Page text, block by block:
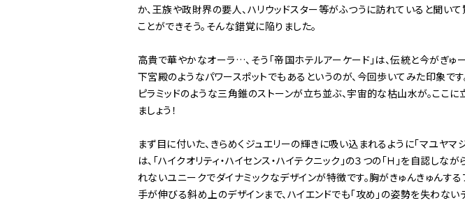
か、王族や政財界の要人、ハリウッドスター等がふつうに訪れていると聞い
ことができそう。そんな錯覚に陥りました。
高貴で華やかなオーラ…、そう「帝国ホテルアーケード」は、伝統と今がぎ
下宮殿のようなパワースポットでもあるというのが、今回歩いてみた印象で
ピラミッドのような三角錐のストーンが立ち並ぶ、宇宙的な枯山水が。ここ
ましょう！
まず目に付いた、きらめくジュエリーの輝きに吸い込まれるように「マユヤ
は、「ハイクオリティ・ハイセンス・ハイテクニック」の３つの「Ｈ」を自認
れないユニークでダイナミックなデザインが特徴です。胸がきゅんきゅんす
手が伸びる斜め上のデザインまで、ハイエンドでも「攻め」の姿勢を失わない